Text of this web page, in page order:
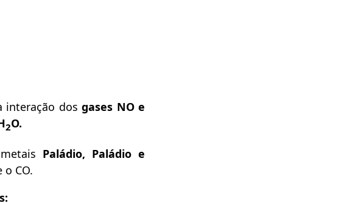
interação dos gases NO e
2O.
Paládio, Paládio e
CO.